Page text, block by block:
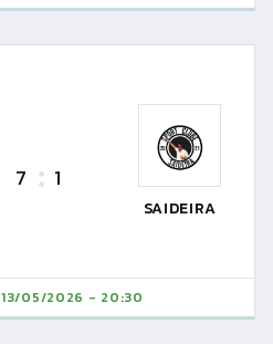
7 1
SAIDEIRA
13/05/2026 - 20:30